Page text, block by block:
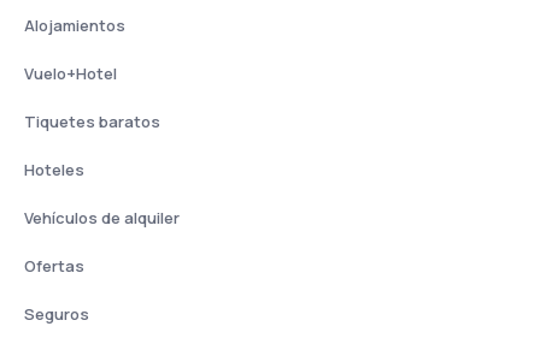
Alojamientos
Vuelo+Hotel
Tiquetes baratos
Hoteles
Vehículos de alquiler
Ofertas
Seguros